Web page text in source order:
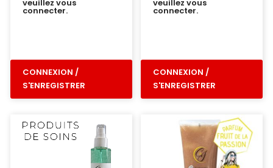
veuillez vous
connecter.
CONNEXION /
S'ENREGISTRER
veuillez vous
connecter.
CONNEXION /
S'ENREGISTRER